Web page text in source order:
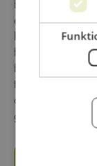
fastfood-brød til
ejet af svenske
koncerner inden
fødevarer.
foodservice-
til alle måltider.
dine måltider og
gæster de